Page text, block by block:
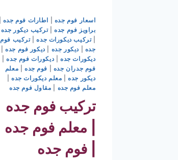
اسعار فوم جده اطارات فوم جده
براويز فوم جده|تركيب ديكور جده
|تركيب ديكورات جده|تركيب فوم
جده
ديكور جده ديكور فوم جده|
ديكورات جده| ديكورات فوم جده|
فوم جدران جده
فوم جده
معلم
ديكور جده| معلم ديكورات جده
معلم فوم جده
مقاول فوم جده
تركيب فوم جده
| معلم فوم جده
| فوم جده